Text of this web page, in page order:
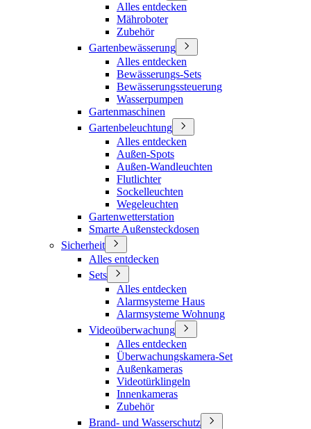
Alles entdecken
Mähroboter
Zubehör
Gartenbewässerung
Alles entdecken
Bewässerungs-Sets
Bewässerungssteuerung
Wasserpumpen
Gartenmaschinen
Gartenbeleuchtung
Alles entdecken
Außen-Spots
Außen-Wandleuchten
Flutlichter
Sockelleuchten
Wegeleuchten
Gartenwetterstation
Smarte Außensteckdosen
Sicherheit
Alles entdecken
Sets
Alles entdecken
Alarmsysteme Haus
Alarmsysteme Wohnung
Videoüberwachung
Alles entdecken
Überwachungskamera-Set
Außenkameras
Videotürklingeln
Innenkameras
Zubehör
Brand- und Wasserschutz